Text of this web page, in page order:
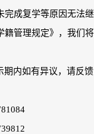
成复学等原因无法
管理规定》，我们
如有异议，请反